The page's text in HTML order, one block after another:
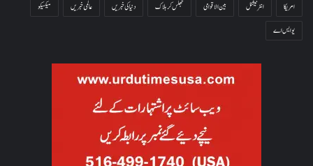
امریکا
انٹرنیشنل بین الاقوامی جھلس کر ہلاک دنیا کی خبریں عالمی خبریں
میکسیکو
یو ایس اے